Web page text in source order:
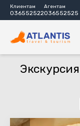
Клиентам
036552522
Агентам
036552525